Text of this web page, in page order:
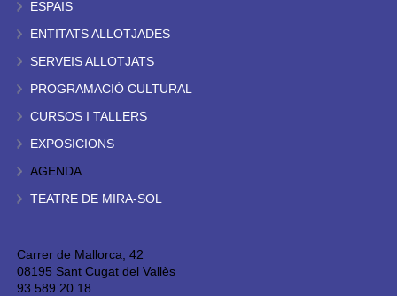
ESPAIS
ENTITATS ALLOTJADES
SERVEIS ALLOTJATS
PROGRAMACIÓ CULTURAL
CURSOS I TALLERS
EXPOSICIONS
AGENDA
TEATRE DE MIRA-SOL
Carrer de Mallorca, 42
08195 Sant Cugat del Vallès
93 589 20 18